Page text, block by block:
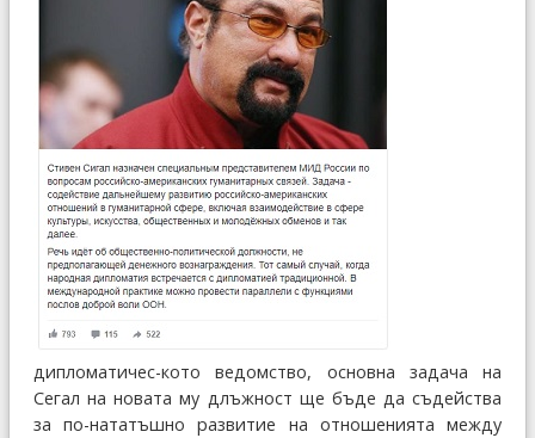
дипломатичес-кото ведомство, основна задача на
Сегал на новата му длъжност ще бъде да съдейства
за по-нататъшно развитие на отношенията между